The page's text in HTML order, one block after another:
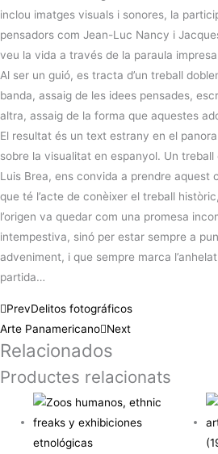
inclou imatges visuals i sonores, la
pensadors com Jean-Luc Nancy i
veu la vida a través de la paraula
Al ser un guió, es tracta d’un treball
banda, assaig de les idees pensades,
altra, assaig de la forma que aquestes
El resultat és un text estrany en el
sobre la visualitat en espanyol. Un
Luis Brea, ens convida a prendre
que té l’acte de conèixer el treball
l’origen va quedar com una promesa
intempestiva, sinó per estar sempre a
adveniment, i que sempre marca
partida…
PrevDelitos fotográficos
Arte Panamericano Next
Relacionados
Productes relacionats